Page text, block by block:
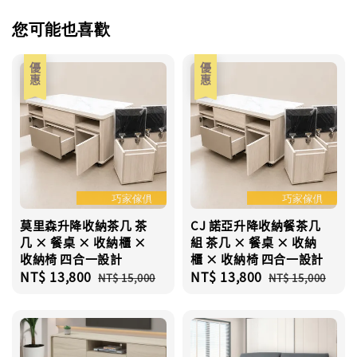
您可能也喜歡
優惠
莫里森升降收納茶几 茶
几 × 餐桌 × 收納櫃 ×
收納椅 四合一設計
Sale
NT$ 13,800 Regular
NT$ 15,000
優惠
CJ 諾亞升降收納餐茶几
組 茶几 × 餐桌 × 收納
櫃 × 收納椅 四合一設計
Sale
NT$ 13,800 Regular
NT$ 15,000